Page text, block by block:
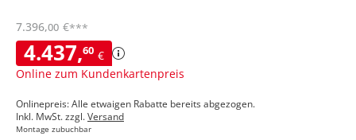
4.437,60 €
Online zum Kundenkartenpreis
7.396,00 €***
Onlinepreis: Alle etwaigen Rabatte bereits abgezogen.
Inkl. MwSt. zzgl.Versand
Montage zubuchbar